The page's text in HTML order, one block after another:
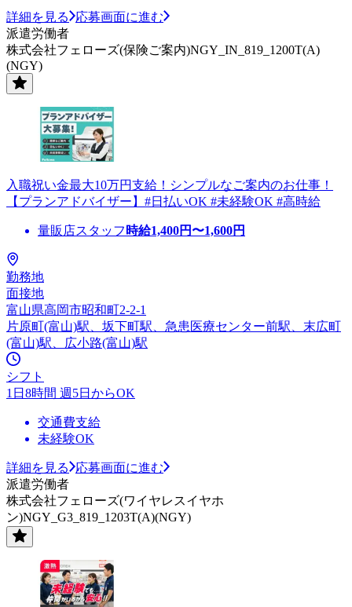
詳細を見る
応募画面に進む
派遣労働者
株式会社フェローズ(保険ご案内)NGY_IN_819_1200T(A)
(NGY)
入職祝い金最大10万円支給！シンプルなご案内のお仕事！
【プランアドバイザー】#日払いOK #未経験OK #高時給
量販店スタッフ 時給1,400円〜1,600円
勤務地
面接地
富山県高岡市昭和町2-2-1
片原町(富山)駅、坂下町駅、急患医療センター前駅、末広町
(富山)駅、広小路(富山)駅
シフト
1日8時間 週5日からOK
交通費支給
未経験OK
詳細を見る
応募画面に進む
派遣労働者
株式会社フェローズ(ワイヤレスイヤホ
ン)NGY_G3_819_1203T(A)(NGY)